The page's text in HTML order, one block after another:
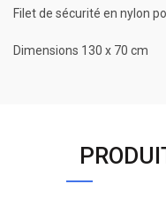
Filet de sécurité en nylon
Dimensions 130 x 70 cm